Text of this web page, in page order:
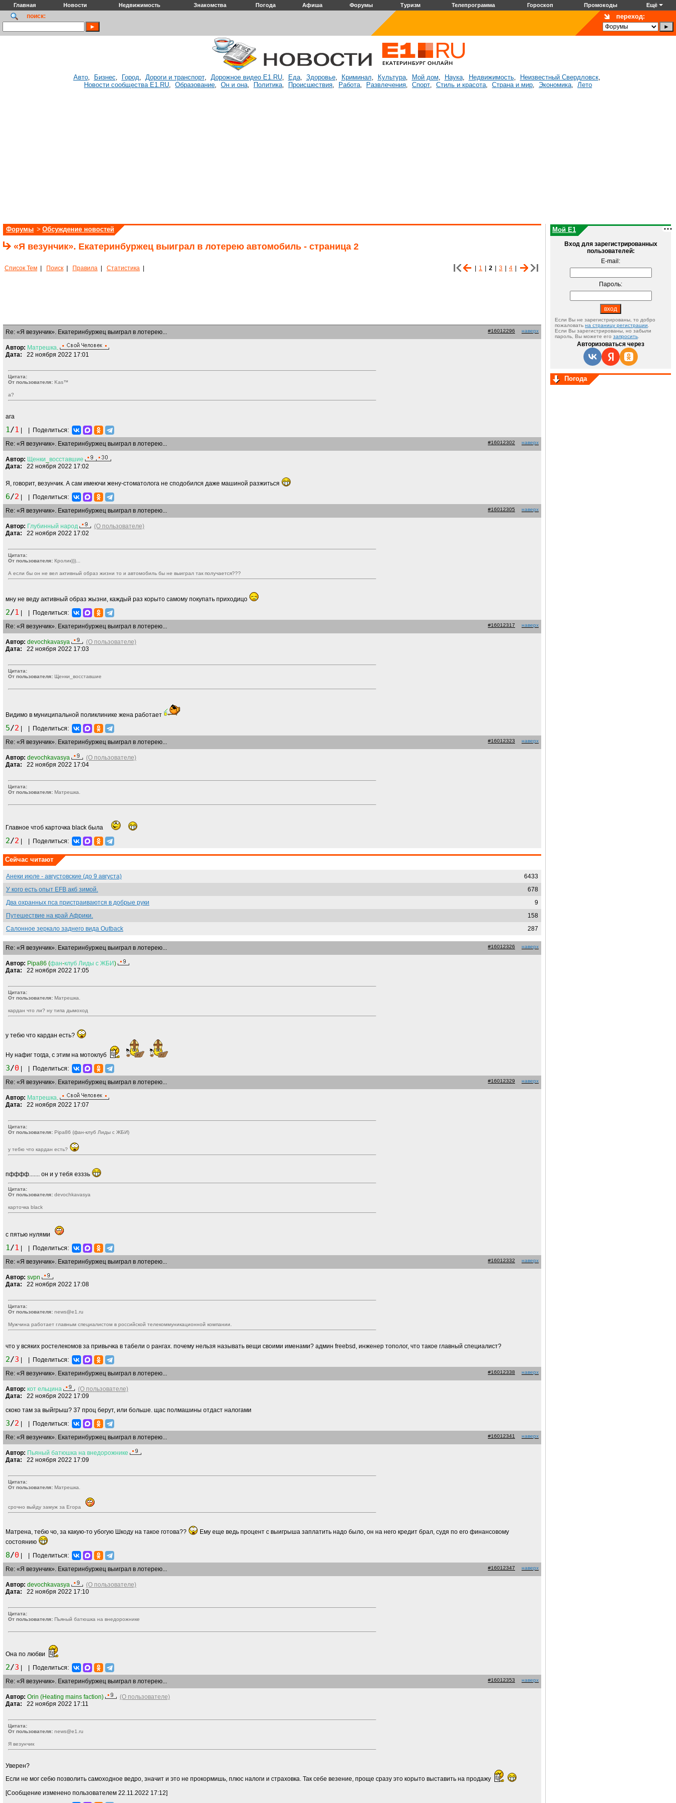
Главная Новости Недвижимость Знакомства Погода Афиша Форумы Туризм Телепрограмма Гороскоп Промокоды Ещё
поиск: переход:
Авто, Бизнес, Город, Дороги и транспорт, Дорожное видео E1.RU, Еда, Здоровье, Криминал, Культура, Мой дом, Наука, Недвижимость, Неизвестный Свердловск,
Новости сообщества E1.RU, Образование, Он и она, Политика, Происшествия, Работа, Развлечения, Спорт, Стиль и красота, Страна и мир, Экономика, Лето
Форумы > Обсуждение новостей
«Я везунчик». Екатеринбуржец выиграл в лотерею автомобиль - страница 2
Список Тем Поиск Правила Статистика 1 2 3 4
Re: «Я везунчик». Екатеринбуржец выиграл в лотерею... #16012296 наверх
Автор: Матрешка.
Дата: 22 ноября 2022 17:01
Цитата:
От пользователя: Kas™
а?
ага
1/1
Поделиться:
Re: «Я везунчик». Екатеринбуржец выиграл в лотерею...
#16012302 наверх
Автор: Щенки восставшие
Дата: 22 ноября 2022 17:02
Я, говорит, везунчик. А сам имеючи жену-стоматолога не сподобился даже машиной разжиться
6/2
Поделиться:
Re: «Я везунчик». Екатеринбуржец выиграл в лотерею...
#16012305 наверх
Автор: Глубинный народ
(О пользователе)
Дата: 22 ноября 2022 17:02
Цитата:
От пользователя: Кролик)))...
А если бы он не вел активный образ жизни то и автомобиль бы не выиграл так получается???
мну не веду активный образ жызни, каждый раз корыто самому покупать приходицо
2/1
Поделиться:
Re: «Я везунчик». Екатеринбуржец выиграл в лотерею...
#16012317 наверх
Автор: devochkavasya
(О пользователе)
Дата: 22 ноября 2022 17:03
Цитата:
От пользователя: Щенки_восставшие
Видимо в муниципальной поликлинике жена работает
5/2
Поделиться:
Re: «Я везунчик». Екатеринбуржец выиграл в лотерею...
#16012323 наверх
Автор: devochkavasya
(О пользователе)
Дата: 22 ноября 2022 17:04
Цитата:
От пользователя: Матрешка.
Главное чтоб карточка black была
2/2 Поделиться:
Сейчас читают
Анеки июле - августовские (до 9 августа)
6433
У кого есть опыт EFB акб зимой.
678
Два охранных пса пристраиваются в добрые руки
9
Путешествие на край Африки.
158
Салонное зеркало заднего вида Outback
287
Re: «Я везунчик». Екатеринбуржец выиграл в лотерею... #16012326 наверх
Автор: Pipa86 (фан-клуб Лиды с ЖБИ)
Дата: 22 ноября 2022 17:05
Цитата:
От пользователя: Матрешка.
кардан что ли? ну типа дымоход
у тебю что кардан есть?
Ну нафиг тогда, с этим на мотоклуб
3/0
Поделиться:
Re: «Я везунчик». Екатеринбуржец выиграл в лотерею...
#16012329 наверх
Автор: Матрешка.
Дата: 22 ноября 2022 17:07
Цитата:
От пользователя: Pipa86 (фан-клуб Лиды с ЖБИ)
у тебю что кардан есть?
пфффф....... он и у тебя езззь
Цитата:
От пользователя: devochkavasya
карточка black
с пятью нулями
1/1
Поделиться:
Re: «Я везунчик». Екатеринбуржец выиграл в лотерею...
#16012332 наверх
Автор: svpn
Дата: 22 ноября 2022 17:08
Цитата:
От пользователя: news@e1.ru
Мужчина работает главным специалистом в российской телекоммуникационной компании.
что у всяких ростелекомов за привычка в табели о рангах. почему нельзя называть вещи своими именами? админ freebsd, инженер тополог, что такое главный специалист?
2/3
Поделиться:
Re: «Я везунчик». Екатеринбуржец выиграл в лотерею...
#16012338 наверх
Автор: кот ельцина
(О пользователе)
Дата: 22 ноября 2022 17:09
скоко там за выйгрыш? 37 проц берут, или больше. щас полмашины отдаст налогами
3/2
Поделиться:
Re: «Я везунчик». Екатеринбуржец выиграл в лотерею...
#16012341 наверх
Автор: Пьяный батюшка на внедорожнике
Дата: 22 ноября 2022 17:09
Цитата:
От пользователя: Матрешка.
срочно выйду замуж за Егора
Матрена, тебю чо, за какую-то убогую Шкоду на такое готова??
Ему еще ведь процент с выигрыша заплатить надо было, он на него кредит брал, судя по его финансовому
состоянию
8/0
Поделиться:
Re: «Я везунчик». Екатеринбуржец выиграл в лотерею...
#16012347 наверх
Автор: devochkavasya
(О пользователе)
Дата: 22 ноября 2022 17:10
Цитата:
От пользователя: Пьяный батюшка на внедорожнике
Она по любви
2/3
Поделиться:
Re: «Я везунчик». Екатеринбуржец выиграл в лотерею...
#16012353 наверх
Автор: Orin (Heating mains faction)
(О пользователе)
Дата: 22 ноября 2022 17:11
Цитата:
От пользователя: news@e1.ru
Я везунчик
Уверен?
Если не мог себю позволить самоходное ведро, значит и это не прокормишь, плюс налоги и страховка. Так себе везение, проще сразу это корыто выставить на продажу
[Сообщение изменено пользователем 22.11.2022 17:12]
Мой E1
Вход для зарегистрированных
пользователей:
E-mail:
Пароль:
Если Вы не зарегистрированы, то добро
пожаловать на страницу регистрации
Если Вы зарегистрированы, но забыли
пароль, Вы можете его запросить
Авторизоваться через
Погода